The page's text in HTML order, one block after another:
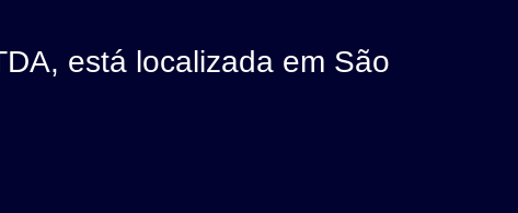
está localizada em São